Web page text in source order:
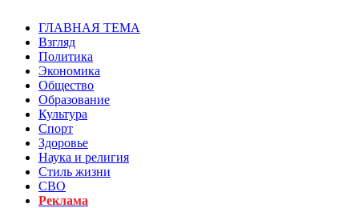
ГЛАВНАЯ ТЕМА
Взгляд
Политика
Экономика
Общество
Образование
Культура
Спорт
Здоровье
Наука и религия
Стиль жизни
СВО
Реклама